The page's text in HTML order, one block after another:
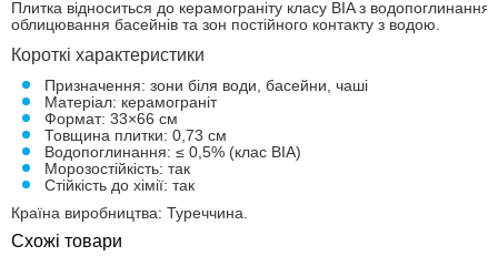
Плитка відноситься до керамограніту класу BIA з
облицювання басейнів та зон постійного контакту з водою.
Короткі характеристики
Призначення: зони біля води, басейни, чаші
Матеріал: керамограніт
Формат: 33×66 см
Товщина плитки: 0,73 см
Водопоглинання: ≤ 0,5% (клас BIA)
Морозостійкість: так
Стійкість до хімії: так
Країна виробництва: Туреччина.
Схожі товари